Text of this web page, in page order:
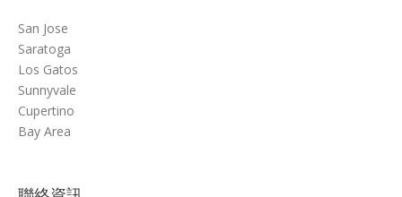
San Jose
Saratoga
Los Gatos
Sunnyvale
Cupertino
Bay Area